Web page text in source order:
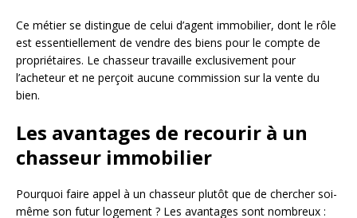
Ce métier se distingue de celui d’agent immobilier, dont le rôle
est essentiellement de vendre des biens pour le compte de
propriétaires. Le chasseur travaille exclusivement pour
l’acheteur et ne perçoit aucune commission sur la vente du
bien.
Les avantages de recourir à un
chasseur immobilier
Pourquoi faire appel à un chasseur plutôt que de chercher soi-
même son futur logement ? Les avantages sont nombreux :